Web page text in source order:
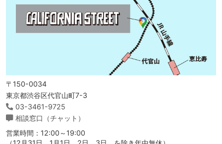
〒150-0034
東京都渋谷区代官山町7-3
03-3461-9725
相談窓口（チャット）
営業時間：12:00～19:00